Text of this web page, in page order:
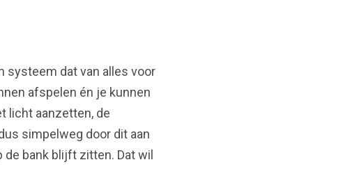
systeem dat van alles voor
afspelen én je kunnen
licht aanzetten, de
simpelweg door dit aan
bank blijft zitten. Dat wil